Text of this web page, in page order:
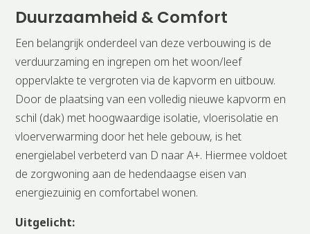
Duurzaamheid & Comfort
Een belangrijk onderdeel van deze verbouwing is de
verduurzaming en ingrepen om het woon/leef
oppervlakte te vergroten via de kapvorm en uitbouw.
Door de plaatsing van een volledig nieuwe kapvorm en
schil (dak) met hoogwaardige isolatie, vloerisolatie en
vloerverwarming door het hele gebouw, is het
energielabel verbeterd van D naar A+. Hiermee voldoet
de zorgwoning aan de hedendaagse eisen van
energiezuinig en comfortabel wonen.
Uitgelicht: